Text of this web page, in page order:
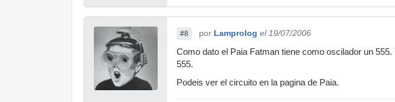
#8 por Lamprolog el 19/07/2006
Como dato el Paia Fatman tiene como oscilador un
555.
Podeis ver el circuito en la pagina de Paia.